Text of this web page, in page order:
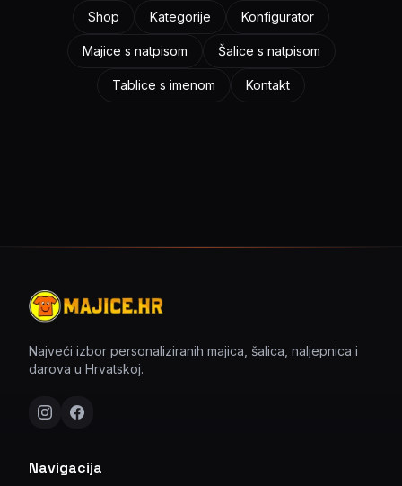
Shop Kategorije Konfigurator
Majice s natpisom Šalice s natpisom
Tablice s imenom Kontakt
Najveći izbor personaliziranih majica, šalica, naljepnica i
darova u Hrvatskoj.
Navigacija